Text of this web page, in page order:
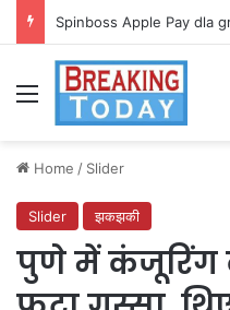
Spinboss Apple Pay dla
Menu
Home / Slider
Slider झकझकी
पुणे में कंजूरिंग